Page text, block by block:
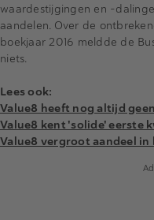
waardestijgingen en -
aandelen. Over de
boekjaar 2016 meldde de
niets.
Lees ook:
Value8 heeft nog altijd
Value8 kent 'solide' eerste
Value8 vergroot aandeel